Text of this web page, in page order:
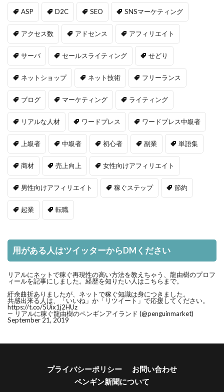
ASP D2C SEO SNSマーケティング
アクセス数 アドセンス アフィリエイト
サーバ セールスライティング せどり
ネットショップ ネット技術 フリーランス
ブログ マーケティング ライティング
リアルな人材 ワードプレス ワードプレス中級者
上級者 中級者 初心者 副業 単語集
商材 売上向上 女性向けアフィリエイト
男性向けアフィリエイト 稼ぐステップ 節約
起業 転職
用がある人はツイッターからDMください
リアルにネットで稼ぐ再現性の高い方法を教えちゃう、龍由樹のプロフ
ィールを記事にしました。経歴を知りたい人はこちらまで。
紆余曲折ありましたが、ネットで稼ぐ知識は身につきました。
共感出来る人は、「いいね」か「リツイート」で応援してください。
https://t.co/5Uix1j2HUz
— リアルに稼ぐ龍由樹のペンギンアイランド (@penguinmarket)
September 21, 2019
プライバシーポリシー
お問い合わせ
ペンギン新聞について